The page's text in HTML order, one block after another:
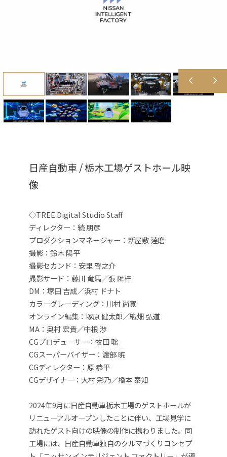
日産自動車 / 栃木工場ゲストホール映
像
◇TREE Digital Studio Staff
ディレクター：続 朋彦
プロダクションマネージャー：新屋敷 逹磨
撮影：鈴木 陽平
撮影セカンド：安里 啓之介
撮影サード：藤川 竜馬／張 匯梓
DM：塚田 吉成／浜村 ドナト
カラーグレーディング：川村 尚寛
オンライン編集：塚原 健太郎／織畑 弘道
MA：奥村 宏貴／中根 渉
CGプロデューサー：牧田 聡
CGスーパーバイザー：渡部 暁
CGディレクター：原 恭平
CGデザイナー：大村 彩乃／橋本 泰知
2024年9月に日産自動車栃木工場のゲストホールが
リニューアルオープンしたことに伴い、工場見学に
訪れたゲスト向けの映像の制作に携わりました。同
工場には、日産自動車独自のクルマづくりコンセプ